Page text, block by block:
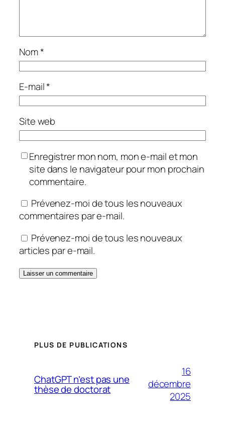
Nom*
E-mail*
Site web
Enregistrer mon nom, mon e-mail et mon
site dans le navigateur pour mon prochain
commentaire.
Prévenez-moi de tous les nouveaux
commentaires par e-mail.
Prévenez-moi de tous les nouveaux
articles par e-mail.
PLUS DE PUBLICATIONS
ChatGPT n’est pas une
thèse de doctorat
16
décembre
2025